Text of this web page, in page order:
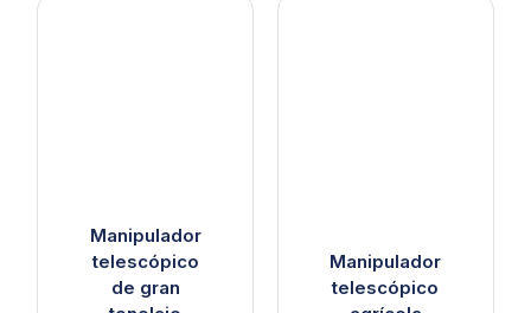
Manipulador
telescópico
de gran
Manipulador
telescópico